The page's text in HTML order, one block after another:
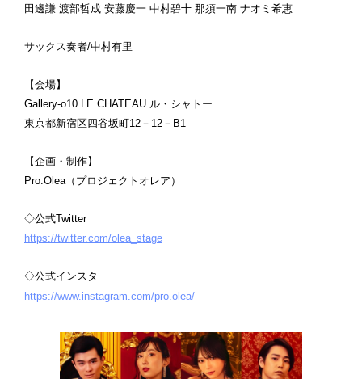
田邊謙 渡部哲成 安藤慶一 中村碧十 那須一南 ナオミ希恵
サックス奏者/中村有里
【会場】
Gallery-o10 LE CHATEAU ル・シャトー
東京都新宿区四谷坂町12－12－B1
【企画・制作】
Pro.Olea（プロジェクトオレア）
◇公式Twitter
https://twitter.com/olea_stage
◇公式インスタ
https://www.instagram.com/pro.olea/